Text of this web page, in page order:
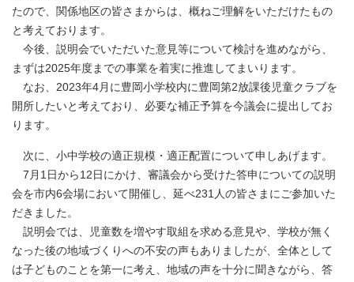
たので、関係地区の皆さまからは、概ねご理解をいただけたもの
と考えております。
今後、説明会でいただいた意見等について検討を進めながら、
まずは2025年度までの事業を着実に推進してまいります。
なお、2023年4月に豊岡小学校内に豊岡第2放課後児童クラブを
開所したいと考えており、必要な補正予算を今議会に提出してお
ります。
次に、小中学校の適正規模・適正配置について申しあげます。
7月1日から12日にかけ、審議会から受けた答申についての説明
会を市内6会場において開催し、延べ231人の皆さまにご参加いた
だきました。
説明会では、児童数を増やす取組を求める意見や、学校が無く
なった後の地域づくりへの不安の声もありましたが、全体として
は子どものことを第一に考え、地域の声を十分に聞きながら、答